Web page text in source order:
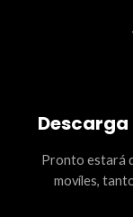
Pronto estará
movíles,